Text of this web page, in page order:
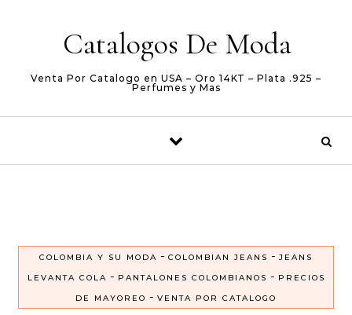
Catalogos De Moda
Venta Por Catalogo en USA – Oro 14KT – Plata .925 –
Perfumes y Mas
COLOMBIA Y SU MODA - COLOMBIAN JEANS - JEANS
LEVANTA COLA - PANTALONES COLOMBIANOS - PRECIOS
DE MAYOREO - VENTA POR CATALOGO